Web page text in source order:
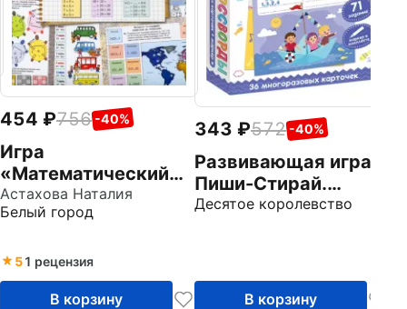
454 756 -40%
Игра
«Математический
наборщик». Квест-
тренажер устного
вычитание в
пределах 1000
Астахова Наталия
Белый город
51 рецензия
В корзину
343 572 -40%
Развивающая игра
Пиши-Стирай.
Ребусы,
Десятое королевство
В корзину